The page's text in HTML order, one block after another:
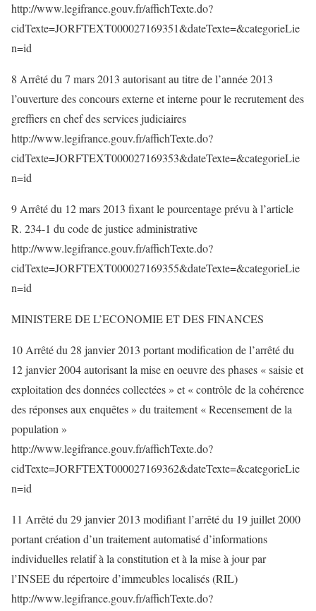
http://www.legifrance.gouv.fr/affichTexte.do?
cidTexte=JORFTEXT000027169351&dateTexte=&categorieLie
n=id
8 Arrêté du 7 mars 2013 autorisant au titre de l’année 2013
l’ouverture des concours externe et interne pour le recrutement des
greffiers en chef des services judiciaires
http://www.legifrance.gouv.fr/affichTexte.do?
cidTexte=JORFTEXT000027169353&dateTexte=&categorieLie
n=id
9 Arrêté du 12 mars 2013 fixant le pourcentage prévu à l’article
R. 234-1 du code de justice administrative
http://www.legifrance.gouv.fr/affichTexte.do?
cidTexte=JORFTEXT000027169355&dateTexte=&categorieLie
n=id
MINISTERE DE L’ECONOMIE ET DES FINANCES
10 Arrêté du 28 janvier 2013 portant modification de l’arrêté du
12 janvier 2004 autorisant la mise en oeuvre des phases « saisie et
exploitation des données collectées » et « contrôle de la cohérence
des réponses aux enquêtes » du traitement « Recensement de la
population »
http://www.legifrance.gouv.fr/affichTexte.do?
cidTexte=JORFTEXT000027169362&dateTexte=&categorieLie
n=id
11 Arrêté du 29 janvier 2013 modifiant l’arrêté du 19 juillet 2000
portant création d’un traitement automatisé d’informations
individuelles relatif à la constitution et à la mise à jour par
l’INSEE du répertoire d’immeubles localisés (RIL)
http://www.legifrance.gouv.fr/affichTexte.do?